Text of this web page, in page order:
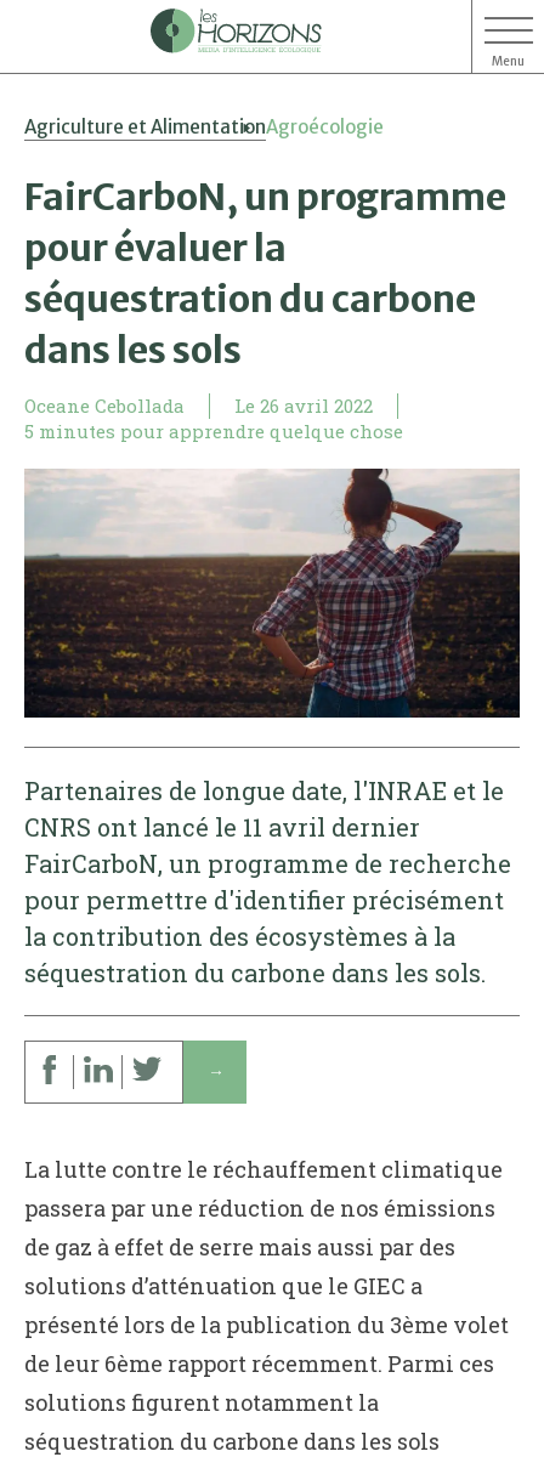
Menu
Agriculture et AlimentationAgroécologie
FairCarboN, un programme
pour évaluer la
séquestration du carbone
dans les sols
Oceane Cebollada Le 26 avril 2022
5 minutes pour apprendre quelque chose
Partenaires de longue date, l'INRAE et le
CNRS ont lancé le 11 avril dernier
FairCarboN, un programme de recherche
pour permettre d'identifier précisément
la contribution des écosystèmes à la
séquestration du carbone dans les sols.
↓
La lutte contre le réchauffement climatique
passera par une réduction de nos émissions
de gaz à effet de serre mais aussi par des
solutions d’atténuation que le GIEC a
présenté lors de la publication du 3ème volet
de leur 6ème rapport récemment. Parmi ces
solutions figurent notamment la
séquestration du carbone dans les sols